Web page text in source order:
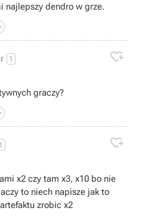
najlepszy dendro w grze.
1 
graczy?
1 
to niech napisze jak to
zrobic x2